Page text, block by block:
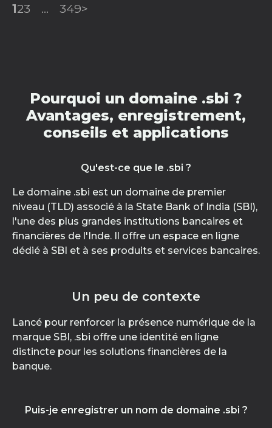
123 ... 349>
Pourquoi un domaine .sbi ?
Avantages, enregistrement,
conseils et applications
Qu'est-ce que le .sbi ?
Le domaine .sbi est un domaine de premier
niveau (TLD) associé à la State Bank of India (SBI),
l'une des plus grandes institutions bancaires et
financières de l'Inde. Il offre un espace en ligne
dédié à SBI et à ses produits et services bancaires.
Un peu de contexte
Lancé pour renforcer la présence numérique de la
marque SBI, .sbi offre une identité en ligne
distincte pour les solutions financières de la
banque.
Puis-je enregistrer un nom de domaine .sbi ?